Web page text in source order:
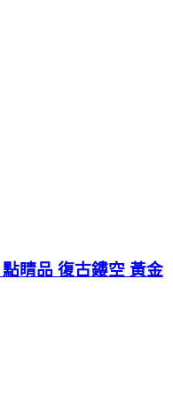
睛品 復古鏤空 黃金